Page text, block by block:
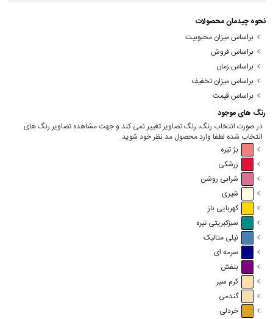
نحوه چیدمان محصولات
براساس میزان محبوبیت
براساس فروش
براساس زمان
براساس میزان تخفیف
براساس قیمت
رنگ های موجود
در صورت انتخاب رنگ، رنگ تصاویر تغییر نمی کند و جهت مشاهده تصاویر رنگ های
انتخاب شده لطفا وارد محصول مد نظر خود شوید.
بژ تیره
زرشکی
شرابی روشن
شیری
کهربایی باز
سبزکبریتی تیره
نیلی متالیک
سرمه ای
بنفش
کرم سیر
گندمی
خردلی